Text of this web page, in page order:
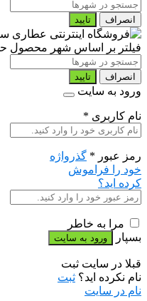
انصراف تایید
فیلتر بر اساس شهر محصول
انصراف تایید
ورود به سایت
نام کاربری *
رمز عبور * گذرواژه
خود را فراموش
کرده اید؟
مرا به خاطر
بسپار
قبلا در سایت ثبت
نام نکرده اید؟ ثبت
نام در سایت